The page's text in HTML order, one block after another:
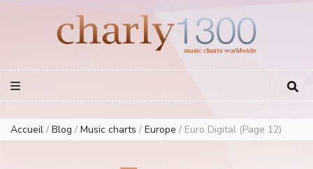
European Music Charts plus USA and Australia
Accueil / Blog / Music charts / Europe / Euro Digital (Page 12)